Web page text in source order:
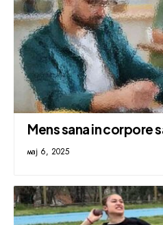
Mens sana in corpore
мај 6, 2025